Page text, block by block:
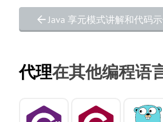
Java 享元模式讲解和代码示
代理在其他编程语